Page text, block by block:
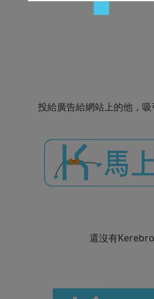
投給廣告給網站上的他，吸
還沒有